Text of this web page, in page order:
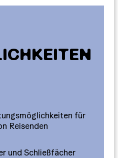
für
Reisenden
und Schließfächer